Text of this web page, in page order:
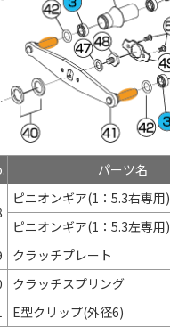
パーツ名
ピニオンギア(1：5.3右専用)
ピニオンギア(1：5.3左専用)
クラッチプレート
クラッチスプリング
E型クリップ(外径6)